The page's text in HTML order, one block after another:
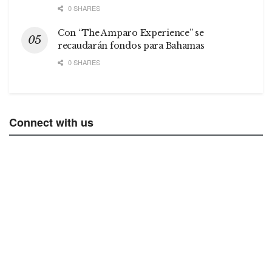
0 SHARES
Con “The Amparo Experience” se
recaudarán fondos para Bahamas
0 SHARES
Connect with us